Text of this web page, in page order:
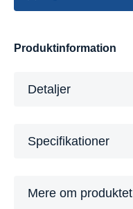
Produktinformation
Detaljer
Specifikationer
Mere om produktet